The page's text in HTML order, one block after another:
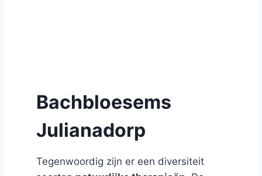
Bachbloesems
Julianadorp
Tegenwoordig zijn er een diversiteit